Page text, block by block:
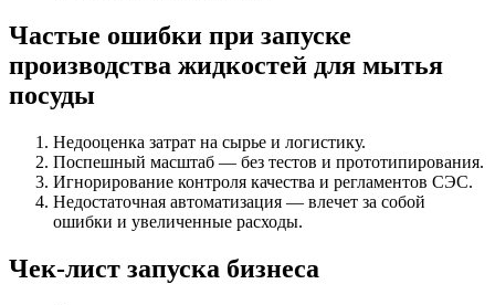
Частые ошибки при запуске
производства жидкостей для мытья
посуды
Недооценка затрат на сырье и логистику.
Поспешный масштаб — без тестов и прототипирования.
Игнорирование контроля качества и регламентов СЭС.
Недостаточная автоматизация — влечет за собой
ошибки и увеличенные расходы.
Чек-лист запуска бизнеса